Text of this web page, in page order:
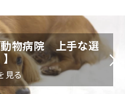
物病院 上手な選
】
見る